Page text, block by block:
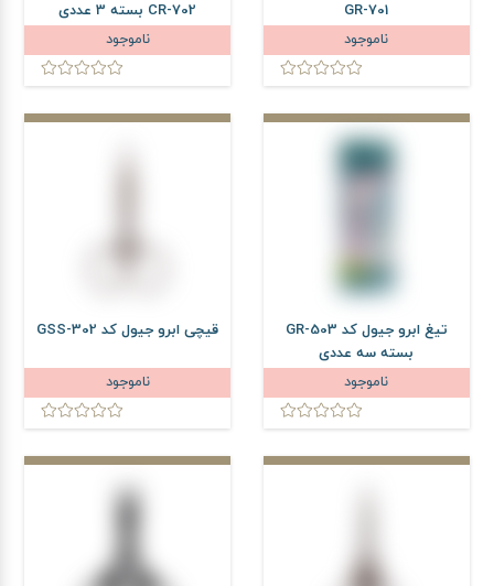
GR-701
ناموجود
CR-702 بسته 3 عددی
ناموجود
تیغ ابرو جیول کد GR-503
بسته سه عددی
ناموجود
قیچی ابرو جیول کد GSS-302
ناموجود